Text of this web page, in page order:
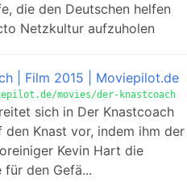
die den Deutschen helfen
Netzkultur aufzuholen
| Film 2015 | Moviepilot.de
movies/der-knastcoach
sich in Der Knastcoach
den Knast vor, indem ihm der
Kevin Hart die
den Gefä...